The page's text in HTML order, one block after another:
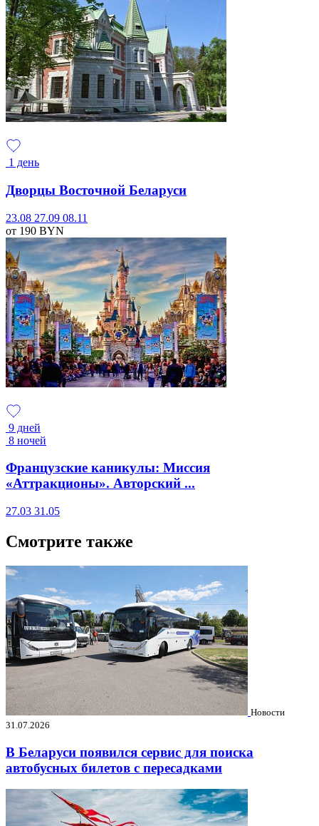
1 день
Дворцы Восточной Беларуси
23.08 27.09 08.11
от 190 BYN
9 дней
8 ночей
Французские каникулы: Миссия
«Аттракционы». Авторский ...
27.03 31.05
Смотрите также
Новости
31.07.2026
В Беларуси появился сервис для поиска
автобусных билетов с пересадками